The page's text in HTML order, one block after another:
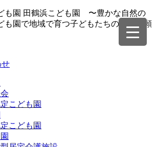
も園 田鶴浜こども園 〜豊かな自然の
も園で地域で育つ子どもたちの成長を願
せ
こども園
こども園